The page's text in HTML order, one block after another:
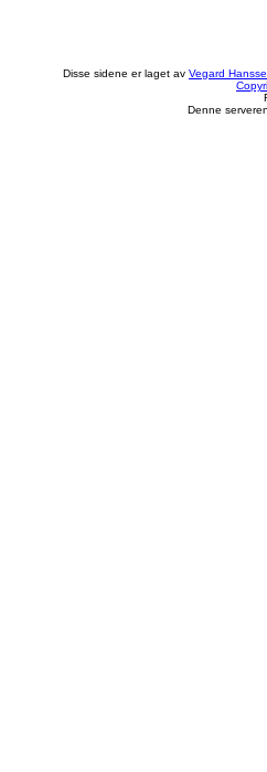
Disse sidene er laget av Vegard
Denne